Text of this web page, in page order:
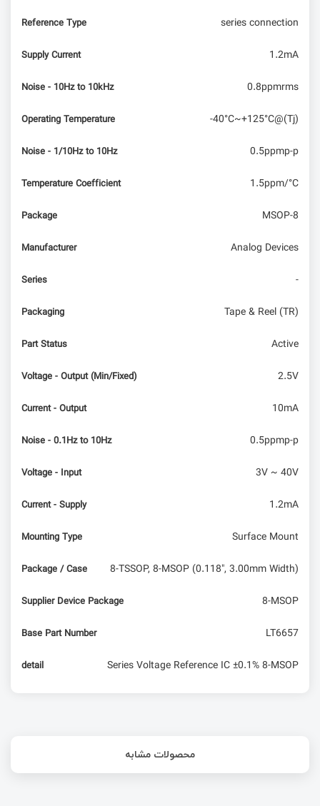
Reference Type series connection
Supply Current 1.2mA
Noise - 10Hz to 10kHz 0.8ppmrms
Operating Temperature -40°C~+125°C@(Tj)
Noise - 1/10Hz to 10Hz 0.5ppmp-p
Temperature Coefficient 1.5ppm/°C
Package MSOP-8
Manufacturer Analog Devices
Series -
Packaging Tape & Reel (TR)
Part Status Active
Voltage - Output (Min/Fixed) 2.5V
Current - Output 10mA
Noise - 0.1Hz to 10Hz 0.5ppmp-p
Voltage - Input 3V ~ 40V
Current - Supply 1.2mA
Mounting Type Surface Mount
Package / Case 8-TSSOP, 8-MSOP (0.118", 3.00mm Width)
Supplier Device Package 8-MSOP
Base Part Number LT6657
detail Series Voltage Reference IC ±0.1% 8-MSOP
محصولات مشابه